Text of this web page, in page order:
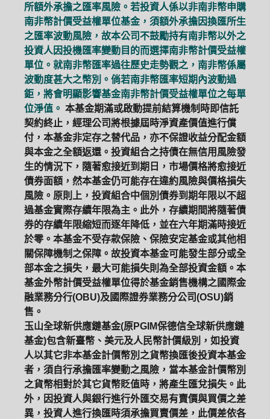
所額外承擔之匯率風險。若投資人係以非南非幣申購
南非幣計價受益權單位基金，須額外承擔因換匯所生
之匯率波動風險，故本公司不鼓勵持有南非幣以外之
投資人因投機匯率變動目的而選擇南非幣計價受益權
單位。就南非幣匯率過往歷史走勢觀之，南非幣係屬
波動度甚大之幣別。倘若南非幣匯率短期內波動過
鉅，將會明顯影響基金南非幣計價受益權單位之每單
位淨值。 本基金期滿或啟動提前結算機制時即信託
契約終止，經理公司將根據屆時淨資產價值進行償
付，本基金非定存之替代品，亦不保證收益分配金額
與本金之全額返還。投資組合之持債在無信用風險發
生的情況下，隨著愈接近到期日，市場價格將愈接近
債券面額，然本基金仍可能存在違約風險與價格損失
風險。原則上，投資組合中個別債券到期年限以不超
過基金實際存續年限為主。此外，存續期間將隨著債
券的存續年限縮短而逐年降低，並在六年期滿時接近
於零。本基金不受存款保險、保險安定基金或其他相
關保障機制之保障。故投資本基金可能發生部分或全
部本金之損失，最大可能損失則為全部投資金額。本
基金外幣計價受益權單位得於基金銷售機構之國際金
融業務分行(OBU)及國際證券業務分公司(OSU)銷
售。
玉山全球新供應鏈基金(原PGIM保德信全球新供應鏈
基金)包含新臺幣、美元及人民幣計價級別，如投資
人以其它非本基金計價幣別之貨幣換匯後投資本基金
者，須自行承擔匯率變動之風險，當本基金計價幣別
之貨幣相對於其它貨幣貶值時，將產生匯兌損失。此
外，因投資人與銀行進行外匯交易有賣價與買價之差
異，投資人進行換匯時須承擔買賣價差，此價差依各